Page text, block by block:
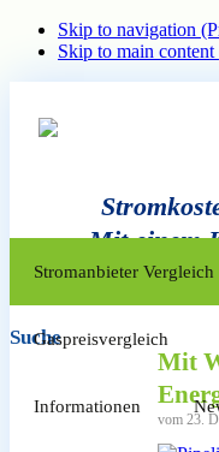
Skip to navigation
Skip to main content
Mit einem
Inhalt
springen
Stromanbieter Vergleich
Gaspreisvergleich
Informationen
Mit
vom 23.
Suche